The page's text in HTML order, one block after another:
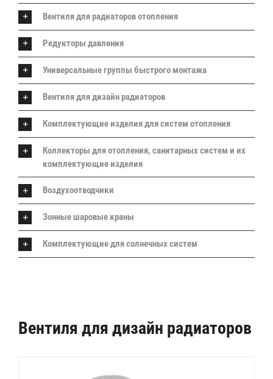
Вентиля для дизайн радиаторов
Вентиля для радиаторов отопления
Редукторы давления
Универсальные группы быстрого монтажа
Вентиля для дизайн радиаторов
Комплектующие изделия для систем отопления
Коллекторы для отопления, санитарных систем и их
комплектующие изделия
Воздухоотводчики
Зонные шаровые краны
Комплектующие для солнечных систем